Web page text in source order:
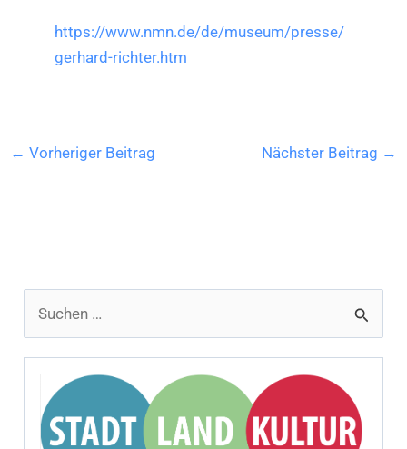
https://www.nmn.de/de/museum/presse/
gerhard-richter.htm
← Vorheriger Beitrag Nächster Beitrag →
u